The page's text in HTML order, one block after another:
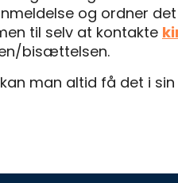
og ordner det
til selv at kontakte
bisættelsen.
man altid få det i sin